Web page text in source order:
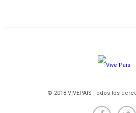
© 2018 VIVEPAIS Todos los